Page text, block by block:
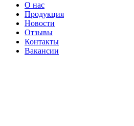
О нас
Продукция
Новости
Отзывы
Контакты
Вакансии